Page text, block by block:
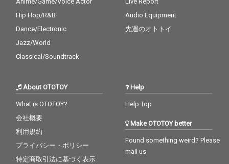
Hip Hop/R&B
Dance/Electronic
Jazz/World
Classical/Soundtrack
Audio Equipment
先週のオトトイ
About OTOTOY
What is OTOTOY?
会社概要
利用規約
プライバシー・ポリシー
特定商取引法に基づく表示
Help
Help Top
Make OTOTOY better
Found something weird? Please
mail us